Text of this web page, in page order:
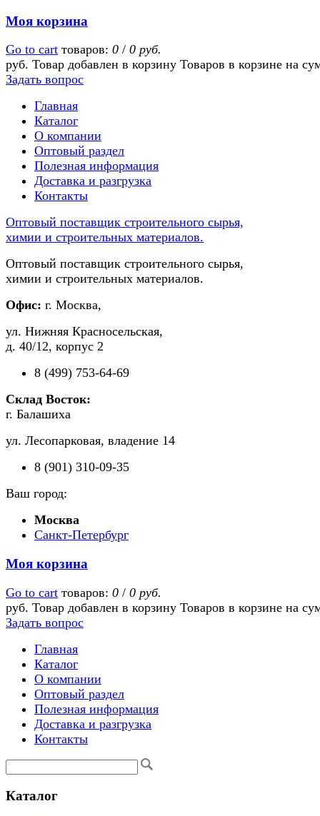
Моя корзина
Go to cart товаров: 0 / 0 руб.
руб. Товар добавлен в корзину Товаров в корзине на
Задать вопрос
Главная
Каталог
О компании
Оптовый раздел
Полезная информация
Доставка и разгрузка
Контакты
Оптовый поставщик строительного сырья,
химии и строительных материалов.
Оптовый поставщик строительного сырья,
химии и строительных материалов.
Офис: г. Москва,
ул. Нижняя Красносельская,
д. 40/12, корпус 2
8 (499) 753-64-69
Склад Восток:
г. Балашиха
ул. Лесопарковая, владение 14
8 (901) 310-09-35
Ваш город:
Москва
Санкт-Петербург
Моя корзина
Go to cart товаров: 0 / 0 руб.
руб. Товар добавлен в корзину Товаров в корзине на
Задать вопрос
Главная
Каталог
О компании
Оптовый раздел
Полезная информация
Доставка и разгрузка
Контакты
Каталог